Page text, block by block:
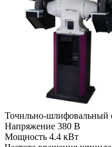
Точильно-шлифовальный
Напряжение 380 В
Мощность 4.4 кВт